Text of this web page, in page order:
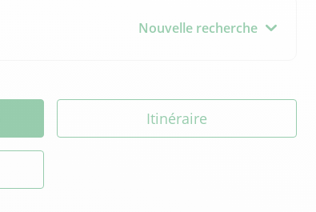
Nouvelle recherche
Itinéraire